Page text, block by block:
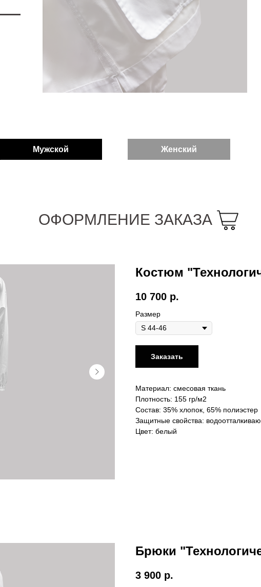
Женский
Мужской
ОФОРМЛЕНИЕ ЗАКАЗА
Костюм
10 700 р.
Размер
Заказать
Материал: смесовая ткань
Плотность: 155 гр/м2
Состав: 35% хлопок, 65% полиэстер
Защитные свойства:
Цвет: белый
Брюки
3 900 р.